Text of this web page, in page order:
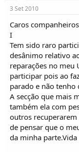
d
o
r
T
ó
p
i
c
s
í
o
3 Set 2010
Caros
I
Tem sido raro
desânimo relativo
reparações no meu
participar pois ao
parado e não tenho
A secção que mais
também ela com
outros recuperarem
de pensar que o
da minha